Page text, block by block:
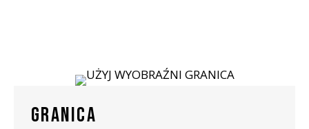
GRANICA